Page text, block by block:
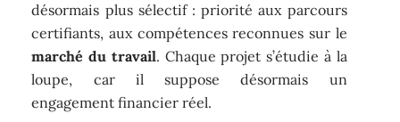
désormais plus sélectif : priorité aux parcours
certifiants, aux compétences reconnues sur le
marché du travail. Chaque projet s’étudie à la
loupe, car il suppose désormais un
engagement financier réel.